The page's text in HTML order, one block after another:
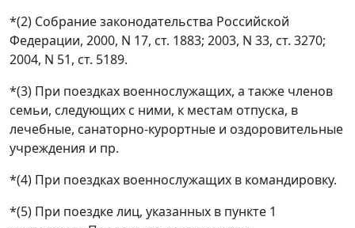
*(2) Собрание законодательства Российской
Федерации, 2000, N 17, ст. 1883; 2003, N 33, ст. 3270;
2004, N 51, ст. 5189.
*(3) При поездках военнослужащих, а также членов
семьи, следующих с ними, к местам отпуска, в
лечебные, санаторно-курортные и оздоровительные
учреждения и пр.
*(4) При поездках военнослужащих в командировку.
*(5) При поездке лиц, указанных в пункте 1